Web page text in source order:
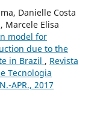
Danielle Costa
Marcele Elisa
model for
due to the
in Brazil , Revista
Tecnologia
APR., 2017